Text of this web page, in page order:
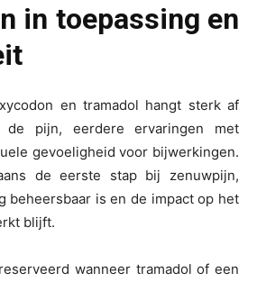
in toepassing en
en tramadol hangt sterk af
pijn, eerdere ervaringen met
gevoeligheid voor bijwerkingen.
de eerste stap bij zenuwpijn,
beheersbaar is en de impact op het
blijft.
wanneer tramadol of een